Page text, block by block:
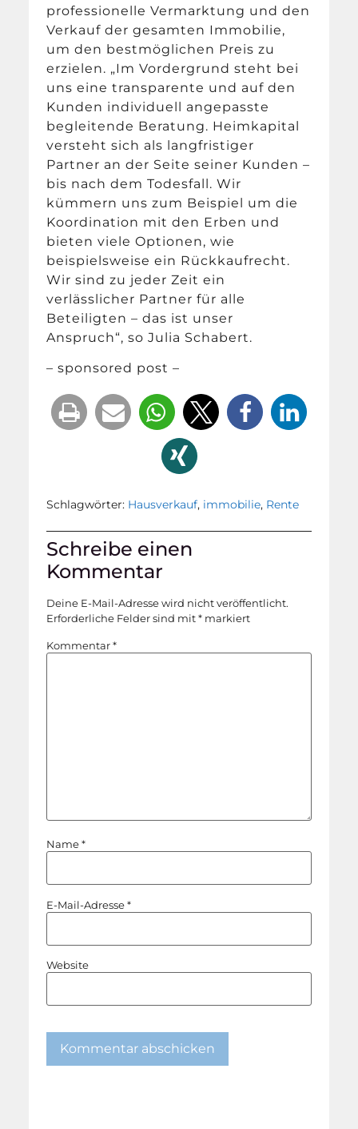
professionelle Vermarktung und den
Verkauf der gesamten Immobilie,
um den bestmöglichen Preis zu
erzielen. „Im Vordergrund steht bei
uns eine transparente und auf den
Kunden individuell angepasste
begleitende Beratung. Heimkapital
versteht sich als langfristiger
Partner an der Seite seiner Kunden –
bis nach dem Todesfall. Wir
kümmern uns zum Beispiel um die
Koordination mit den Erben und
bieten viele Optionen, wie
beispielsweise ein Rückkaufrecht.
Wir sind zu jeder Zeit ein
verlässlicher Partner für alle
Beteiligten – das ist unser
Anspruch“, so Julia Schabert.
– sponsored post –
Schlagwörter: Hausverkauf, immobilie, Rente
Schreibe einen
Kommentar
Deine E-Mail-Adresse wird nicht veröffentlicht.
Erforderliche Felder sind mit* markiert
Kommentar*
Name*
E-Mail-Adresse*
Website